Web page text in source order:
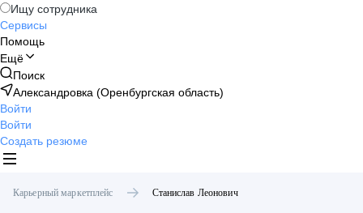
Ищу сотрудника
Сервисы
Помощь
Ещё
Поиск
Александровка (Оренбургская область)
Войти
Войти
Создать резюме
Карьерный маркетплейс Станислав Леонович